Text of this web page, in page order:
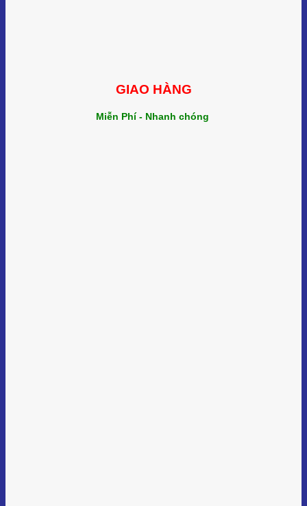
GIAO HÀNG
Miễn Phí - Nhanh chóng